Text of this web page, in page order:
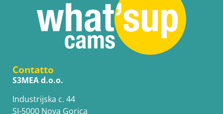
Contatto
S3MEA d.o.o.
Industrijska c. 44
SI-5000 Nova Gorica